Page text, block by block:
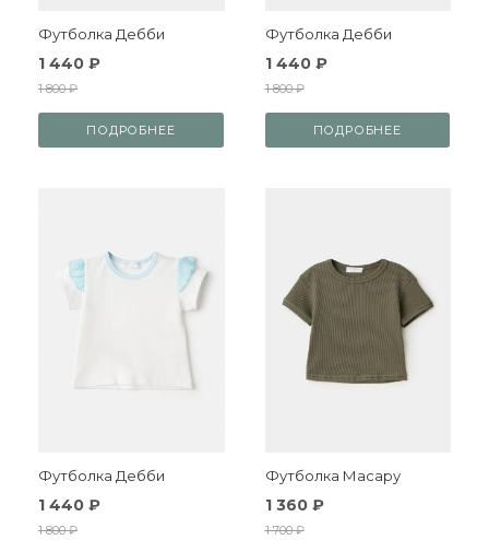
Футболка Дебби
1 440 ₽
1 800 ₽
ПОДРОБНЕЕ
Футболка Дебби
1 440 ₽
1 800 ₽
ПОДРОБНЕЕ
Футболка Дебби
1 440 ₽
1 800 ₽
Футболка Масару
1 360 ₽
1 700 ₽